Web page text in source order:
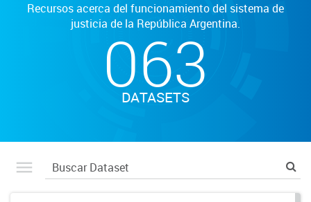
Recursos acerca del funcionamiento del sistema de
justicia de la República Argentina.
063
DATASETS